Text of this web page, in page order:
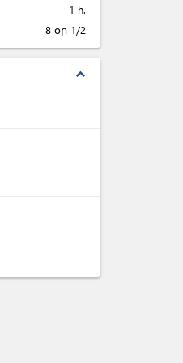
1 h.
8 օր 1/2
expand_less